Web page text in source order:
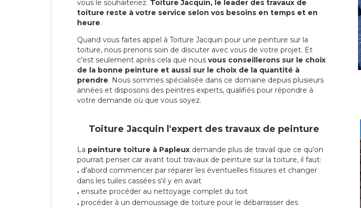
vous le souhaiteriez. Toiture Jacquin, le leader des travaux de
toiture reste à votre service selon vos besoins en temps et en
heure.
Quand vous faites appel à Toiture Jacquin pour une peinture sur la
toiture, nous prenons soin de discuter avec vous de votre projet. Et
c'est seulement après cela que nous vous conseillerons sur le choix
de la bonne peinture et aussi sur le choix de la quantité à
prendre. Nous sommes spécialisée dans ce domaine depuis plusieurs
années et disposons des peintres experts, qualifiés pour répondre à
votre demande où que vous soyez.
Toiture Jacquin l'expert des travaux de peinture
La peinture toiture à Papleux demande plus de travail que ce qu'on
pourrait penser car avant tout travaux de peinture sur la toiture, il faut:
. d'abord commencer par réparer les éventuelles fissures et changer
dans les tuiles cassées s'il y en avait
. ensuite procéder au nettoyage complet du toit
. procéder à un demoussage de toiture pour le débarrasser des